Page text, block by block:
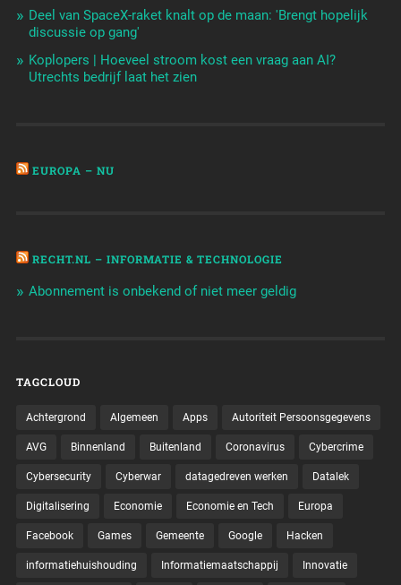
Deel van SpaceX-raket knalt op de maan: 'Brengt hopelijk
discussie op gang'
Koplopers | Hoeveel stroom kost een vraag aan AI?
Utrechts bedrijf laat het zien
EUROPA – NU
RECHT.NL – INFORMATIE & TECHNOLOGIE
Abonnement is onbekend of niet meer geldig
TAGCLOUD
Achtergrond Algemeen Apps Autoriteit Persoonsgegevens
AVG Binnenland Buitenland Coronavirus Cybercrime
Cybersecurity Cyberwar datagedreven werken Datalek
Digitalisering Economie Economie en Tech Europa
Facebook Games Gemeente Google Hacken
informatiehuishouding Informatiemaatschappij Innovatie